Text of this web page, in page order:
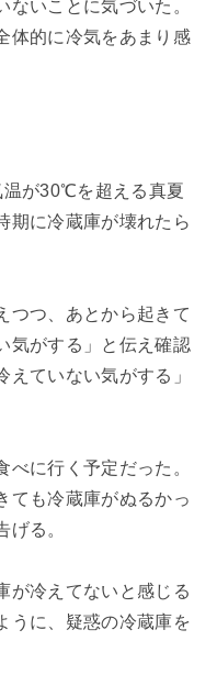
ないことに気づいた。
体的に冷気をあまり感
が30℃を超える真夏
期に冷蔵庫が壊れたら
つ、あとから起きて
気がする」と伝え確認
えていない気がする」
に行く予定だった。
も冷蔵庫がぬるかっ
げる。
冷えてないと感じる
うに、疑惑の冷蔵庫を